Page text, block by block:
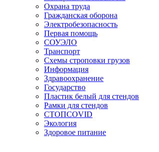
Охрана труда
Гражданская оборона
Электробезопасность
Первая помощь
СОУЭЛО
Транспорт
Схемы строповки грузов
Информация
Здравоохранение
Государство
Пластик белый для стендов
Рамки для стендов
СТОПCOVID
Экология
Здоровое питание